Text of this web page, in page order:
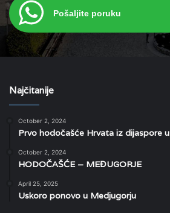
Pošaljite poruku
Najčitanije
October 2, 2024
Prvo hodočašće Hrvata iz dijaspore
October 2, 2024
HODOČAŠĆE – MEĐUGORJE
April 25, 2025
Uskoro ponovo u Medjugorju